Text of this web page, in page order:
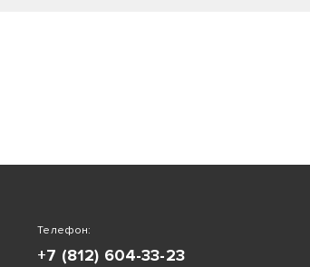
Телефон:
+7 (812) 604-33-23